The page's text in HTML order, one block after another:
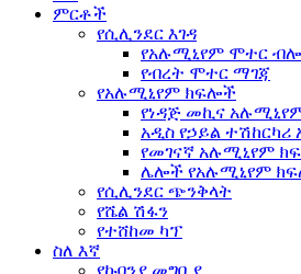
ምርቶች
የሲሊንደር እገዳ
የአሉሚኒየም ሞተር
የብረት ሞተር ማገጃ
የአሉሚኒየም ክፍሎች
የነዳጅ መኪና
አዲስ የኃይል
የመገናኛ አሉሚኒየም
ሌሎች የአሉሚኒየም
የሲሊንደር ጭንቅላት
የሼል ሽፋን
የተሸከመ ካፕ
ስለ እኛ
የኩባንያ መግቢያ